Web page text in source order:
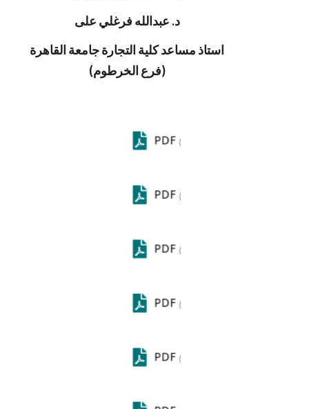
د. عبدالله فرغلي على
استاذ مساعد كلية التجارة جامعة القاهرة
(فرع الخرطوم)